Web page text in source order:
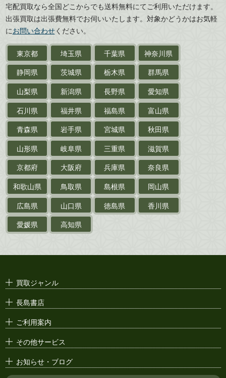
武道書・武術書
近代文学・
サイン色紙
作家草稿・原稿・肉筆物
探偵小説・推理小説
乗物
鉄道・
電車・バス
戦前・戦中の紙物・資料
絵葉書
支那・満洲・朝鮮・
台湾関係古資料
ポスター・チラシ・
徳島県
香川県
愛媛県
宅配買取なら全国どこからでも送料無料にてご利用いただけます。
出張買取は出張費無料でお伺いいたします。対象かどうかはお気軽
にお問い合わせください。
東京都 埼玉県 千葉県
神奈川県
静岡県
茨城県 栃木県
群馬県
山梨県
新潟県 長野県
愛知県
石川県
福井県 福島県
富山県
青森県
岩手県 宮城県
秋田県
山形県
岐阜県 三重県
滋賀県
京都府
大阪府 兵庫県
奈良県
和歌山県
鳥取県 島根県
岡山県
広島県
山口県 徳島県
香川県
愛媛県
高知県
買取ジャンル
長島書店
ご利用案内
その他サービス
お知らせ・ブログ